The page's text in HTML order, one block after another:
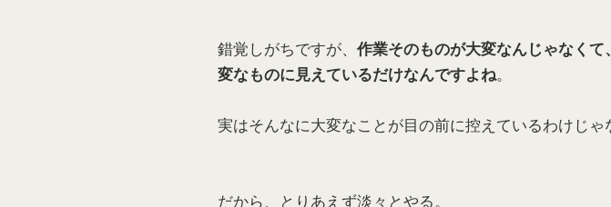
錯覚しがちですが、 作業そのものが大変なんじゃなく
変なものに見えているだけなんですよね。
実はそんなに大変なことが目の前に控えているわけじゃ
だから、とりあえず淡々とやる。